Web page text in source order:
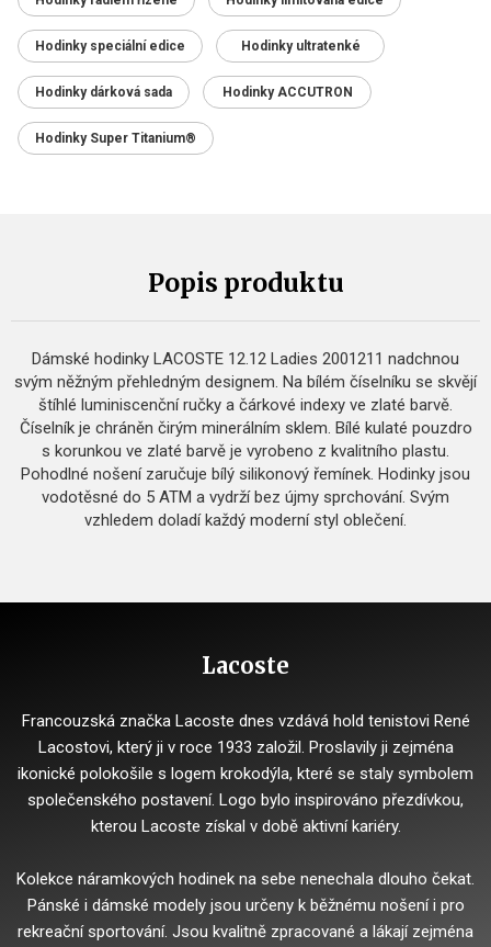
Hodinky speciální edice Hodinky ultratenké
Hodinky dárková sada Hodinky ACCUTRON
Hodinky Super Titanium®
Popis produktu
Dámské hodinky LACOSTE 12.12 Ladies 2001211 nadchnou
svým něžným přehledným designem. Na bílém číselníku se skvějí
štíhlé luminiscenční ručky a čárkové indexy ve zlaté barvě.
Číselník je chráněn čirým minerálním sklem. Bílé kulaté pouzdro
s korunkou ve zlaté barvě je vyrobeno z kvalitního plastu.
Pohodlné nošení zaručuje bílý silikonový řemínek. Hodinky jsou
vodotěsné do 5 ATM a vydrží bez újmy sprchování. Svým
vzhledem doladí každý moderní styl oblečení.
Lacoste
Francouzská značka Lacoste dnes vzdává hold tenistovi René
Lacostovi, který ji v roce 1933 založil. Proslavily ji zejména
ikonické polokošile s logem krokodýla, které se staly symbolem
společenského postavení. Logo bylo inspirováno přezdívkou,
kterou Lacoste získal v době aktivní kariéry.
Kolekce náramkových hodinek na sebe nenechala dlouho čekat.
Pánské i dámské modely jsou určeny k běžnému nošení i pro
rekreační sportování. Jsou kvalitně zpracované a lákají zejména